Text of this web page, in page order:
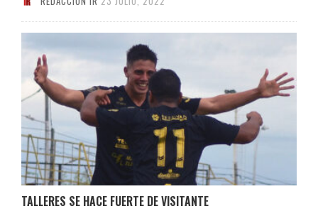
TALLERES SE HACE FUERTE DE VISITANTE